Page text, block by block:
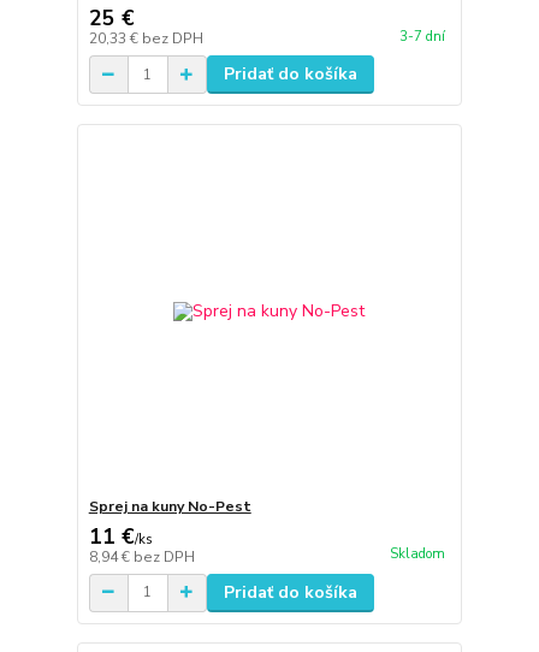
25 €
20,33 € bez DPH 3-7 dní
Pridať do košíka
Sprej na kuny No-Pest
11 €/ks
8,94 € bez DPH Skladom
Pridať do košíka